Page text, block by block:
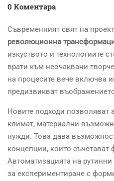
0 Коментара
Съвременният свят на
революционна
изкуството и технологиите
врати към неочаквани
на процесите вече включва
предизвикват
Новите подходи позволяват
климат, материални
нужди. Това дава
концепции, които съчетават
Автоматизацията на
за експериментиране с